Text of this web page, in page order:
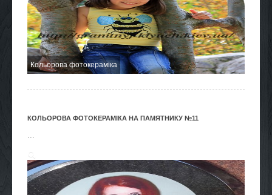
Кольорова фотокераміка
КОЛЬОРОВА ФОТОКЕРАМІКА НА ПАМЯТНИКУ №11
...